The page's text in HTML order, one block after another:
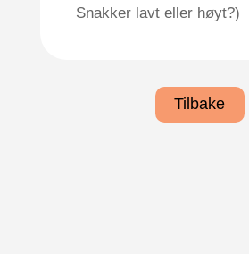
Snakker lavt eller høyt?)
Tilbake